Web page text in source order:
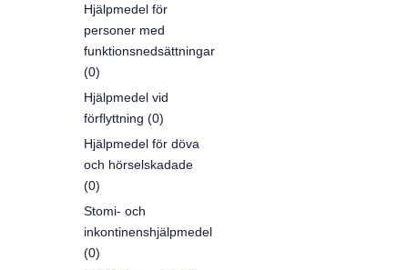
Hjälpmedel för
personer med
funktionsnedsättningar
(0)
Hjälpmedel vid
förflyttning (0)
Hjälpmedel för döva
och hörselskadade
(0)
Stomi- och
inkontinenshjälpmedel
(0)